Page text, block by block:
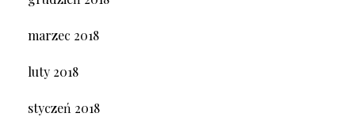
marzec 2018
luty 2018
styczeń 2018